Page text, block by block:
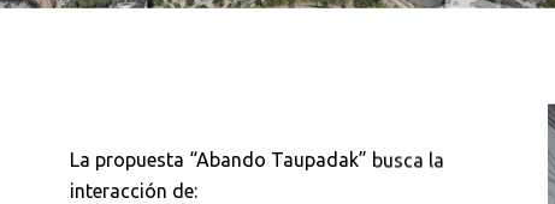
La propuesta “Abando Taupadak” busca la
interacción de: